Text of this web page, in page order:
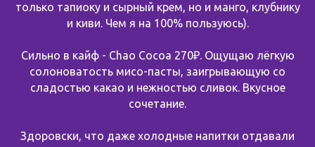
только тапиоку и сырный крем, но и манго, клубнику
и киви. Чем я на 100% пользуюсь).
Сильно в кайф - Chao Cocoa 270₽. Ощущаю лёгкую
солоноватость мисо-пасты, заигрывающую со
сладостью какао и нежностью сливок. Вкусное
сочетание.
Здоровски, что даже холодные напитки отдавали